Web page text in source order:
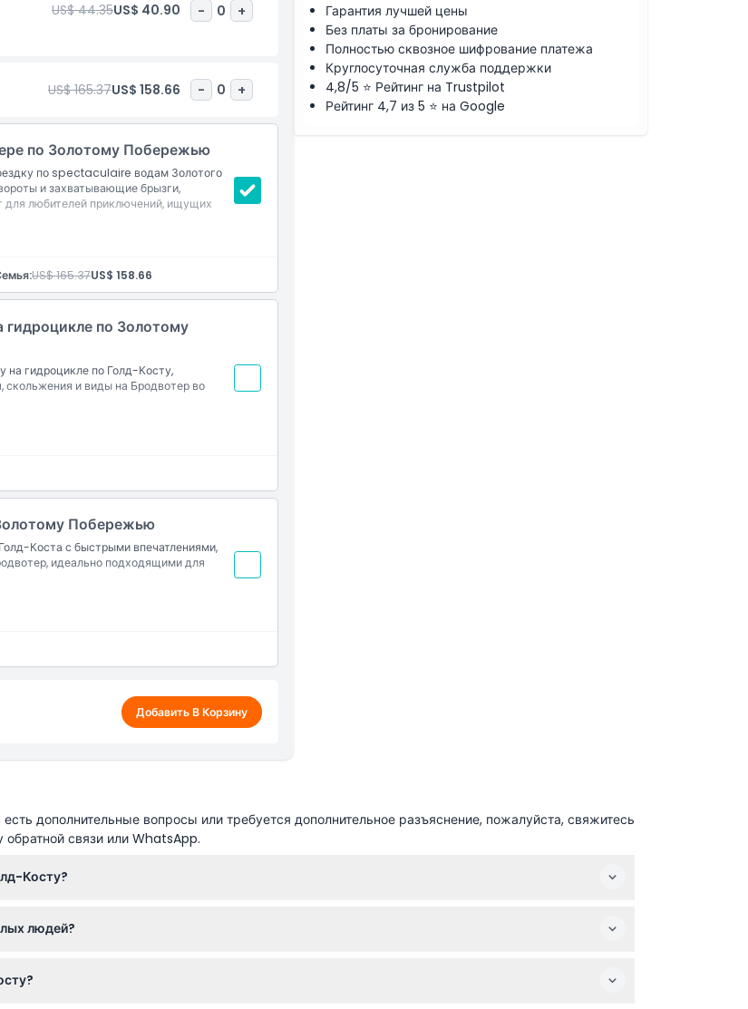
US$ 44.35US$ 40.90 - 0 +
US$ 165.37US$ 158.66 - 0 +
по Золотому Побережью
по spectaculaire водам Золотого
и захватывающие брызги,
для любителей приключений, ищущих
US$ 165.37US$ 158.66
по Золотому
на гидроцикле по Голд-Косту,
и виды на Бродвотер во
Побережью
Коста с быстрыми впечатлениями,
идеально подходящими для
Добавить В Корзину
Гарантия лучшей цены
Без платы за бронирование
Полностью сквозное шифрование платежа
Круглосуточная служба поддержки
4,8/5 ⭐ Рейтинг на Trustpilot
Рейтинг 4,7 из 5 ⭐ на Google
дополнительные вопросы или требуется дополнительное разъяснение, пожалуйста, свяжитесь
связи или WhatsApp.
Косту?
людей?
как высокое давление или эпилепсия.